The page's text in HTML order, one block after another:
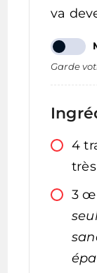
va
Garde
4
3